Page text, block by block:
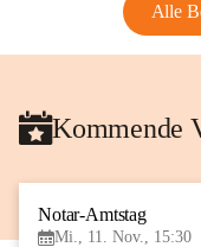
Alle
Kommende
Notar-Amtstag
Mi., 11. Nov., 15:30